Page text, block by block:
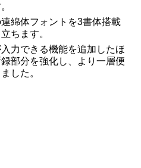
綿体フォントを3書体搭載
ちます。
力できる機能を追加したほ
部分を強化し、より一層便
した。